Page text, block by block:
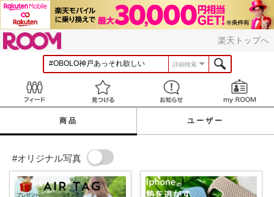
楽天トップへ
詳細検索
見つける お知らせ
商品 ユーザー
#オリジナル写真